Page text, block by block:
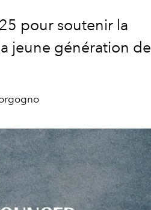
pour soutenir la
jeune génération de